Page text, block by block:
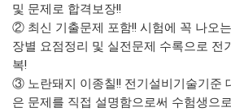
및 문제로 합격보장!!
② 최신 기출문제 포함!! 시험에 꼭 나오
장별 요점정리 및 실전문제 수록으로 전
복!
③ 노란돼지 이종칠!! 전기설비기술기준
은 문제를 직접 설명함으로써 수험생으